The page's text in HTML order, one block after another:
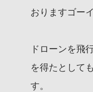
おりますゴー
ドローンを飛
を得たとして
す。